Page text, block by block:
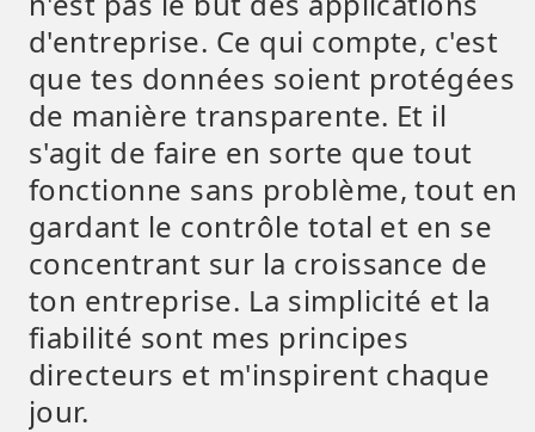
d'entreprise. Ce qui compte, c'est
que tes données soient protégées
de manière transparente. Et il
s'agit de faire en sorte que tout
fonctionne sans problème, tout en
gardant le contrôle total et en se
concentrant sur la croissance de
ton entreprise. La simplicité et la
fiabilité sont mes principes
directeurs et m'inspirent chaque
jour.